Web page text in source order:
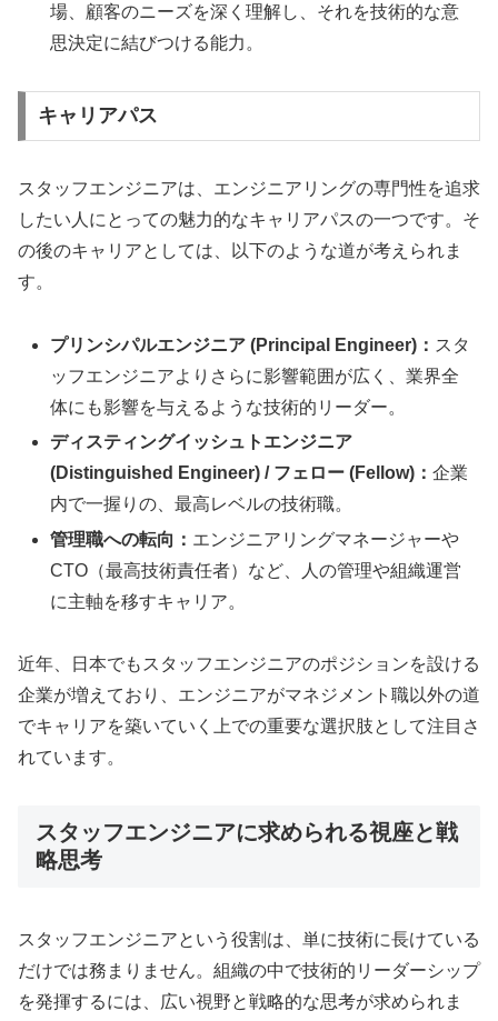
場、顧客のニーズを深く理解し、それを技術的な意
思決定に結びつける能力。
キャリアパス
スタッフエンジニアは、エンジニアリングの専門性を追求
したい人にとっての魅力的なキャリアパスの一つです。そ
の後のキャリアとしては、以下のような道が考えられま
す。
プリンシパルエンジニア (Principal Engineer)： スタ
ッフエンジニアよりさらに影響範囲が広く、業界全
体にも影響を与えるような技術的リーダー。
ディスティングイッシュトエンジニア
(Distinguished Engineer) / フェロー (Fellow)：企業
内で一握りの、最高レベルの技術職。
管理職への転向： エンジニアリングマネージャーや
CTO（最高技術責任者）など、人の管理や組織運営
に主軸を移すキャリア。
近年、日本でもスタッフエンジニアのポジションを設ける
企業が増えており、エンジニアがマネジメント職以外の道
でキャリアを築いていく上での重要な選択肢として注目さ
れています。
スタッフエンジニアに求められる視座と戦
略思考
スタッフエンジニアという役割は、単に技術に長けている
だけでは務まりません。組織の中で技術的リーダーシップ
を発揮するには、広い視野と戦略的な思考が求められま